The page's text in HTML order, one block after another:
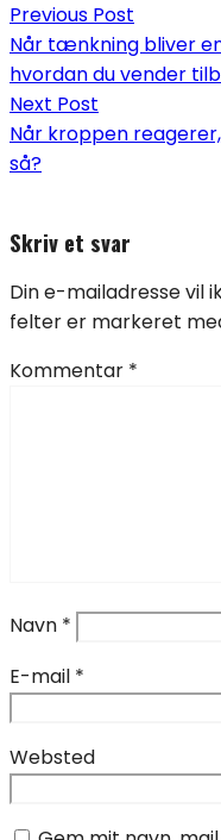
Previous Post
Når tænkning bliver
hvordan du vender
Next Post
Når kroppen
så?
Skriv et svar
Din e-mailadresse vil
felter er markeret
Kommentar *
Navn *
E-mail *
Websted